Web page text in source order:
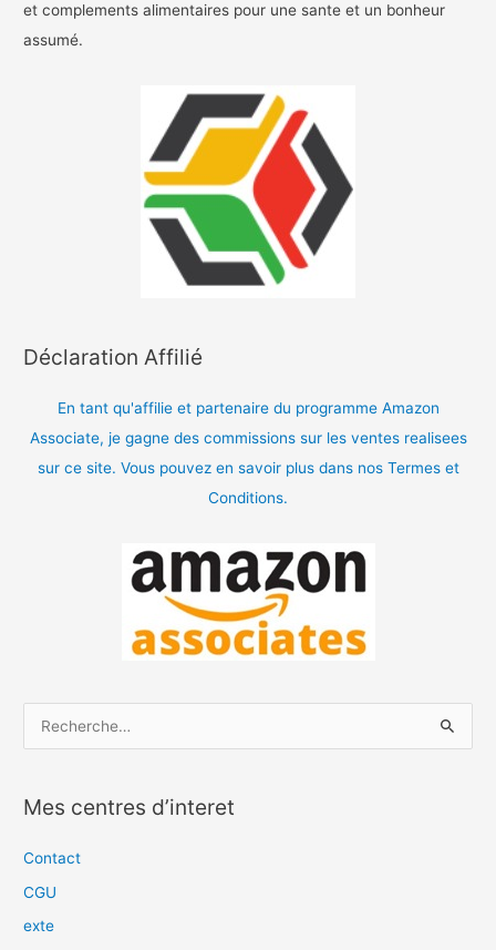
et complements alimentaires pour une sante et un bonheur
assumé.
Déclaration Affilié
En tant qu'affilie et partenaire du programme Amazon
Associate, je gagne des commissions sur les ventes realisees
sur ce site. Vous pouvez en savoir plus dans nos Termes et
Conditions.
h
e
Mes centres d’interet
Contact
CGU
exte